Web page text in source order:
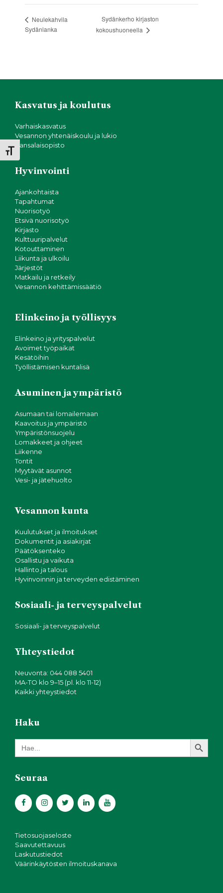
Toggle Font size
Neulekahvila
Sydänlanka
Sydänkerho kirjaston
kokoushuoneella
Kasvatus ja koulutus
Varhaiskasvatus
Vesannon yhtenäiskoulu ja lukio
Kansalaisopisto
Hyvinvointi
Ajankohtaista
Tapahtumat
Nuorisotyö
Etsivä nuorisotyö
Kirjasto
Kulttuuripalvelut
Kotouttaminen
Liikunta ja ulkoilu
Järjestöt
Matkailu ja retkeily
Vesannon kehittämissäätiö
Elinkeino ja työllisyys
Elinkeino ja yrityspalvelut
Avoimet työpaikat
Kesätöihin
Työllistämisen kuntalisä
Asuminen ja ympäristö
Asumaan tai lomailemaan
Kaavoitus ja ympäristö
Ympäristönsuojelu
Lomakkeet ja ohjeet
Liikenne
Tontit
Myytävät asunnot
Vesi- ja jätehuolto
Vesannon kunta
Kuulutukset ja ilmoitukset
Dokumentit ja asiakirjat
Päätöksenteko
Osallistu ja vaikuta
Hallinto ja talous
Hyvinvoinnin ja terveyden edistäminen
Sosiaali- ja terveyspalvelut
Sosiaali- ja terveyspalvelut
Yhteystiedot
Neuvonta: 044 088 5401
MA-TO klo 9–15 (pl. klo 11-12)
Kaikki yhteystiedot
Haku
Search
for:
Search Button
Seuraa
Tietosuojaseloste
Saavutettavuus
Laskutustiedot
Väärinkäytösten ilmoituskanava